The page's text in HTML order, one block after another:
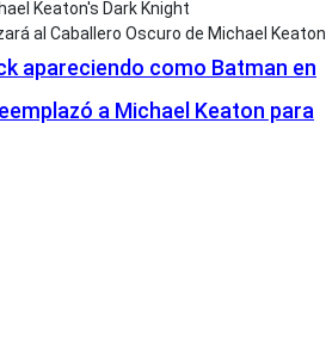
al Caballero Oscuro de Michael Keaton
apareciendo como Batman en
a Michael Keaton para